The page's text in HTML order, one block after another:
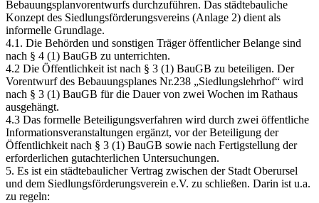
Bebauungsplanvorentwurfs durchzuführen. Das städtebauliche
Konzept des Siedlungsförderungsvereins (Anlage 2) dient als
informelle Grundlage.
4.1. Die Behörden und sonstigen Träger öffentlicher Belange sind
nach § 4 (1) BauGB zu unterrichten.
4.2 Die Öffentlichkeit ist nach § 3 (1) BauGB zu beteiligen. Der
Vorentwurf des Bebauungsplanes Nr.238 „Siedlungslehrhof“ wird
nach § 3 (1) BauGB für die Dauer von zwei Wochen im Rathaus
ausgehängt.
4.3 Das formelle Beteiligungsverfahren wird durch zwei öffentliche
Informationsveranstaltungen ergänzt, vor der Beteiligung der
Öffentlichkeit nach § 3 (1) BauGB sowie nach Fertigstellung der
erforderlichen gutachterlichen Untersuchungen.
5. Es ist ein städtebaulicher Vertrag zwischen der Stadt Oberursel
und dem Siedlungsförderungsverein e.V. zu schließen. Darin ist u.a.
zu regeln: